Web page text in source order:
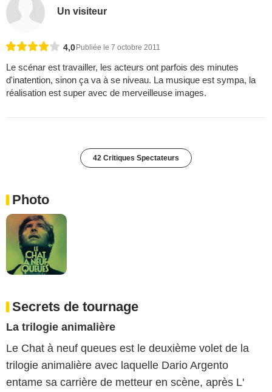
Un visiteur
4,0 Publiée le 7 octobre 2011
Le scénar est travailler, les acteurs ont parfois des minutes
d'inatention, sinon ça va à se niveau. La musique est sympa, la
réalisation est super avec de merveilleuse images.
42 Critiques Spectateurs
Photo
Secrets de tournage
La trilogie animalière
Le Chat à neuf queues est le deuxième volet de la
trilogie animalière avec laquelle Dario Argento
entame sa carrière de metteur en scène, après L'